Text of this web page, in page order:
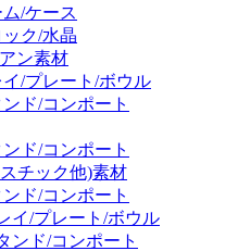
/ケース
ク/水晶
ン素材
/プレート/ボウル
ド/コンポート
ド/コンポート
チック他)素材
ド/コンポート
イ/プレート/ボウル
ンド/コンポート